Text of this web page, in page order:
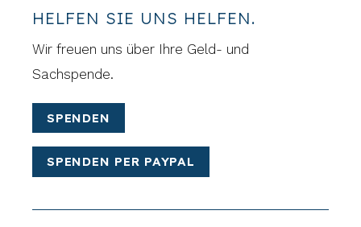
HELFEN SIE UNS HELFEN.
Wir freuen uns über Ihre Geld- und
Sachspende.
SPENDEN
SPENDEN PER PAYPAL